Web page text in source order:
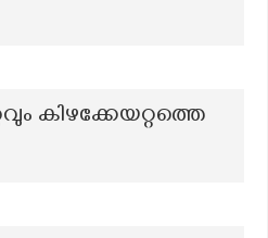
കിഴക്കേയറ്റത്തെ